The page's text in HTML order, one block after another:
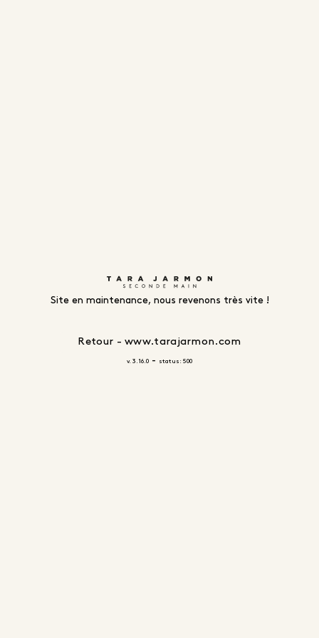
Site en maintenance, nous revenons très vite !
Retour - www.tarajarmon.com
v. 3.16.0 - status: 500